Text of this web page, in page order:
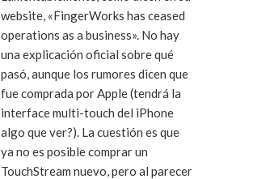
website, «FingerWorks has ceased
operations as a business». No hay
una explicación oficial sobre qué
pasó, aunque los rumores dicen que
fue comprada por Apple (tendrá la
interface multi-touch del iPhone
algo que ver?). La cuestión es que
ya no es posible comprar un
TouchStream nuevo, pero al parecer